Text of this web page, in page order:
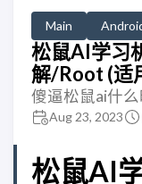
Main
松鼠AI学习
解/Root (适
傻逼松鼠ai什
Aug 23, 2023
松鼠AI